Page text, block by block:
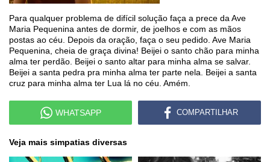
Para qualquer problema de difícil solução faça a prece da Ave
Maria Pequenina antes de dormir, de joelhos e com as mãos
postas ao céu. Depois da oração, faça o seu pedido. Ave Maria
Pequenina, cheia de graça divina! Beijei o santo chão para minha
alma ter perdão. Beijei o santo altar para minha alma se salvar.
Beijei a santa pedra pra minha alma ter parte nela. Beijei a santa
cruz para minha alma ter Lua lá no céu. Amém.
WHATSAPP COMPARTILHAR
Veja mais simpatias diversas